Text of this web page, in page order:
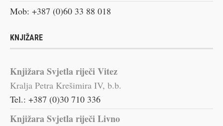
Mob: +387 (0)60 33 88 018
KNJIŽARE
Knjižara Svjetla riječi Vitez
Kralja Petra Krešimira IV, b.b.
Tel.: +387 (0)30 710 336
Knjižara Svjetla riječi Livno